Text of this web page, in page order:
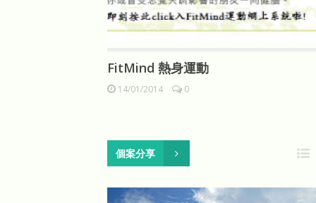
FitMind 熱身運動
14/01/2014 0
個案分享